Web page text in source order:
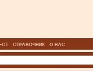
СПРАВОЧНИК О НАС